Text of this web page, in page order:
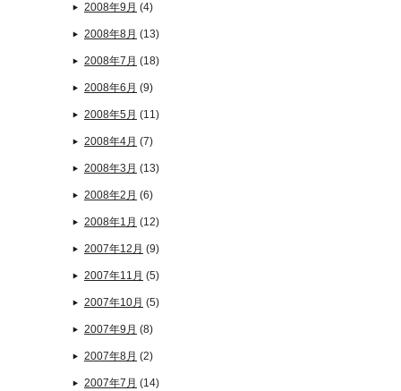
2008年9月 (4)
2008年8月 (13)
2008年7月 (18)
2008年6月 (9)
2008年5月 (11)
2008年4月 (7)
2008年3月 (13)
2008年2月 (6)
2008年1月 (12)
2007年12月 (9)
2007年11月 (5)
2007年10月 (5)
2007年9月 (8)
2007年8月 (2)
2007年7月 (14)